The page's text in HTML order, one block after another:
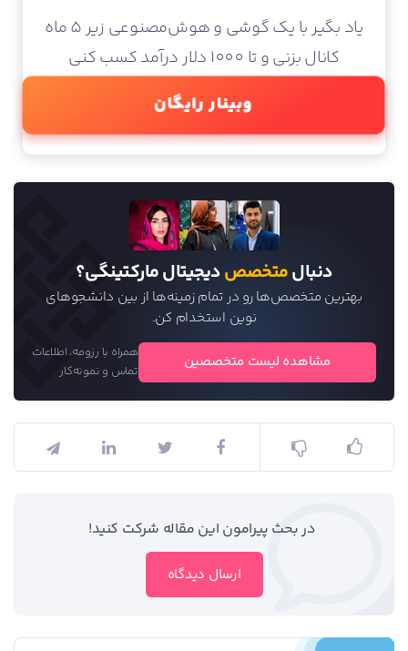
یاد بگیر با یک گوشی و هوش‌مصنوعی زیر 5 ماه
کانال بزنی و تا 1000 دلار درآمد کسب کنی
وبینار رایگان
دنبالمتخصصدیجیتال مارکتینگی؟
بهترین متخصص‌ها رو در تمام زمینه‌ها از بین دانشجو‌های
نوین استخدام کن.
مشاهده لیست متخصصین
همراه با رزومه، اطلاعات
تماس و نمونه‌کار
در بحث‌‌ پیرامون این مقاله شرکت کنید!
ارسال دیدگاه